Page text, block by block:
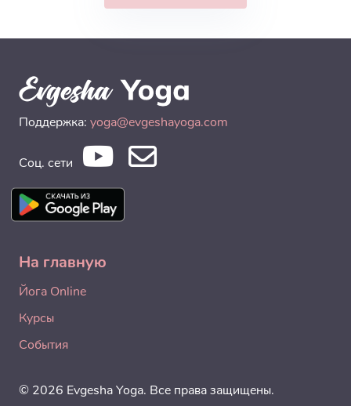
Поддержка: yoga@evgeshayoga.com
Соц. сети
На главную
Йога Online
Курсы
События
© 2026 Evgesha Yoga. Все права защищены.